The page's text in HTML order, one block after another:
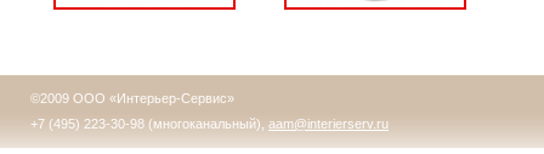
©2009 ООО «Интерьер-Сервис»
+7 (495) 223-30-98 (многоканальный), aam@interierserv.ru